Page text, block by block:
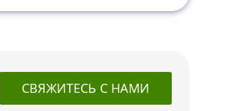
СВЯЖИТЕСЬ С НАМИ